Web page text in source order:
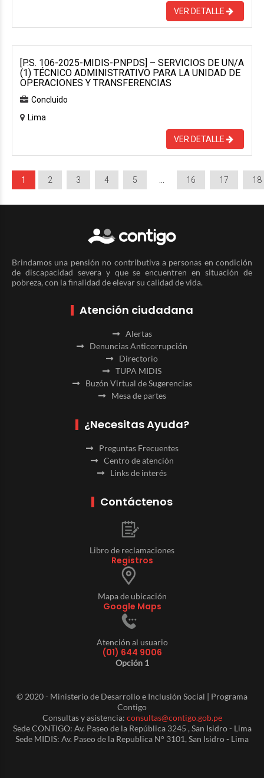
VER DETALLE
[P.S. 106-2025-MIDIS-PNPDS] – SERVICIOS DE UN/A
(1) TÉCNICO ADMINISTRATIVO PARA LA UNIDAD DE
OPERACIONES Y TRANSFERENCIAS
Concluido
Lima
VER DETALLE
1 2 3 4 5 16 17 18
Brindamos una pensión no contributiva a personas en condición
de discapacidad severa y que se encuentren en situación de
pobreza, con la finalidad de elevar su calidad de vida.
Atención ciudadana
Alertas
Denuncias Anticorrupción
Directorio
TUPA MIDIS
Buzón Virtual de Sugerencias
Mesa de partes
¿Necesitas Ayuda?
Preguntas Frecuentes
Centro de atención
Links de interés
Contáctenos
Libro de reclamaciones
Registros
Mapa de ubicación
Google Maps
Atención al usuario
(01) 644 9006
Opción 1
© 2020 - Ministerio de Desarrollo e Inclusión Social | Programa
Contigo
Consultas y asistencia: consultas@contigo.gob.pe
Sede CONTIGO: Av. Paseo de la República 3245 , San Isidro - Lima
Sede MIDIS: Av. Paseo de la Republica N° 3101, San Isidro - Lima